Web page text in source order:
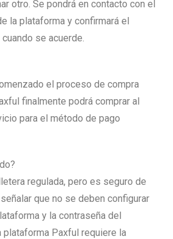
otro. Se pondrá en contacto con el
la plataforma y confirmará el
se acuerde.
el proceso de compra
finalmente podrá comprar al
para el método de pago
regulada, pero es seguro de
que no se deben configurar
y la contraseña del
plataforma Paxful requiere la